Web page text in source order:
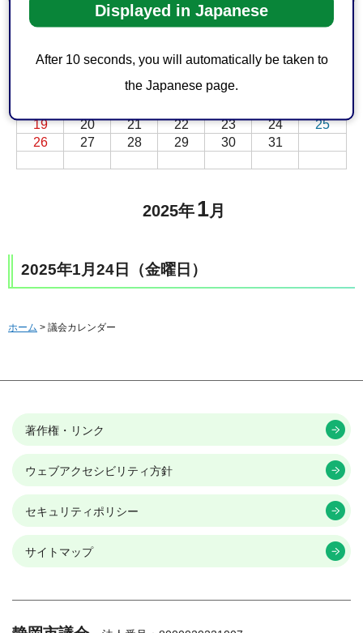
Displayed in Japanese
After 10 seconds, you will automatically be taken to
the Japanese page.
2025年1月
前月 次月
日 水 木
土
7 8 9
19
20 21 22 23 24
25
26
27 28 29 30 31
2025年1月
2025年1月24日（金曜日）
ホーム > 議会カレンダー
著作権・リンク
ウェブアクセシビリティ方針
セキュリティポリシー
サイトマップ